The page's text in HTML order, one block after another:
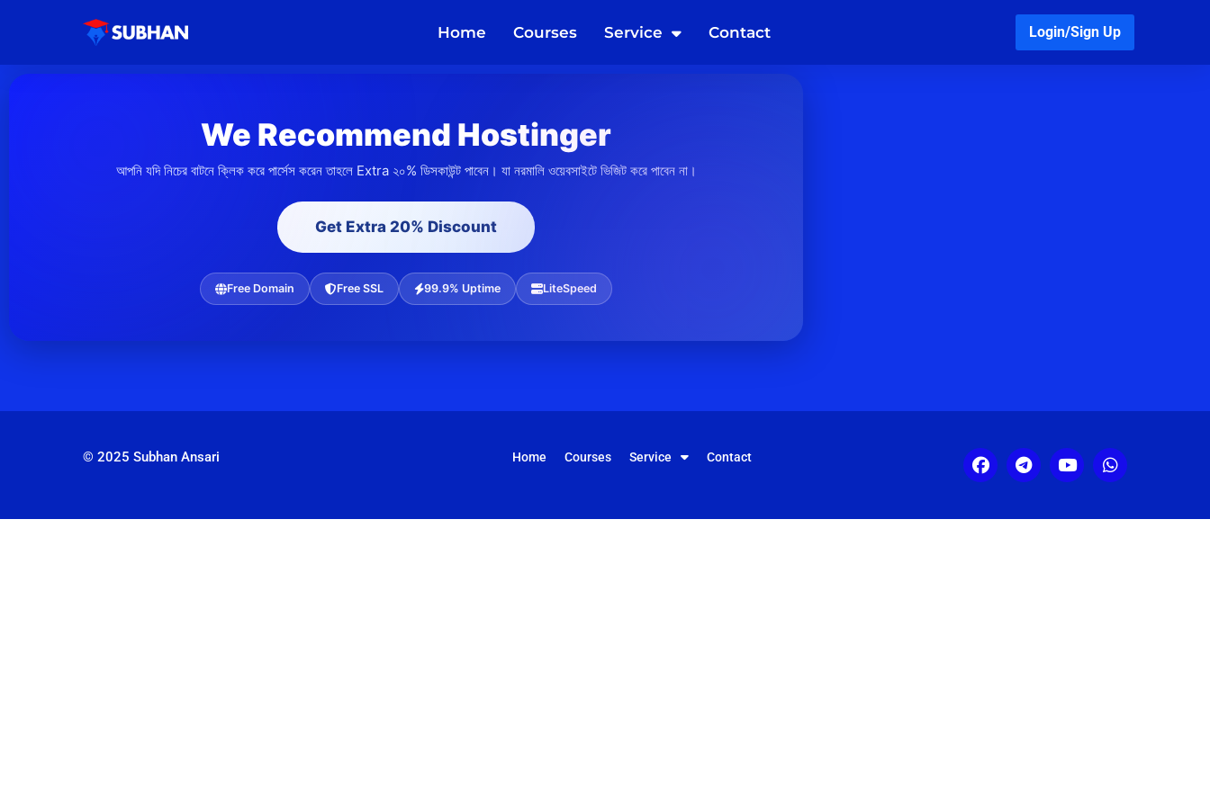
Home Courses Service Contact Login/Sign Up
We Recommend Hostinger
আপনি যদি নিচের বাটনে ক্লিক করে পার্সেস করেন তাহলে Extra ২০% ডিসকাউন্ট পাবেন। যা নরমালি ওয়েবসাইটে ভিজিট করে পাবেন না।
Get Extra 20% Discount
Free Domain Free SSL 99.9% Uptime LiteSpeed
© 2025 Subhan Ansari Home Courses Service Contact